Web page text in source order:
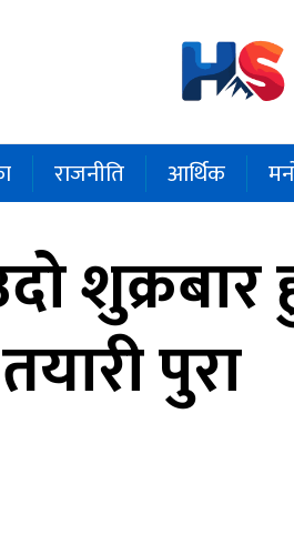
राजनीति आर्थिक
शुक्रबार
पुरा